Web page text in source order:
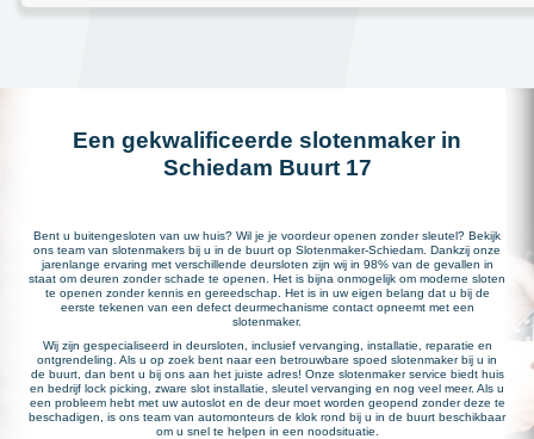
Een gekwalificeerde slotenmaker in
Schiedam Buurt 17
Bent u buitengesloten van uw huis? Wil je je voordeur openen zonder sleutel? Bekijk
ons team van slotenmakers bij u in de buurt op Slotenmaker-Schiedam. Dankzij onze
jarenlange ervaring met verschillende deursloten zijn wij in 98% van de gevallen in
staat om deuren zonder schade te openen. Het is bijna onmogelijk om moderne sloten
te openen zonder kennis en gereedschap. Het is in uw eigen belang dat u bij de
eerste tekenen van een defect deurmechanisme contact opneemt met een
slotenmaker.
Wij zijn gespecialiseerd in deursloten, inclusief vervanging, installatie, reparatie en
ontgrendeling. Als u op zoek bent naar een betrouwbare spoed slotenmaker bij u in
de buurt, dan bent u bij ons aan het juiste adres! Onze slotenmaker service biedt huis
en bedrijf lock picking, zware slot installatie, sleutel vervanging en nog veel meer. Als u
een probleem hebt met uw autoslot en de deur moet worden geopend zonder deze te
beschadigen, is ons team van automonteurs de klok rond bij u in de buurt beschikbaar
om u snel te helpen in een noodsituatie.